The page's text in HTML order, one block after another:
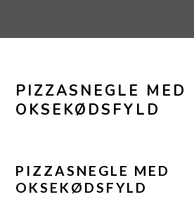
navigation
PIZZASNEGLE MED
OKSEKØDSFYLD
PIZZASNEGLE MED
OKSEKØDSFYLD